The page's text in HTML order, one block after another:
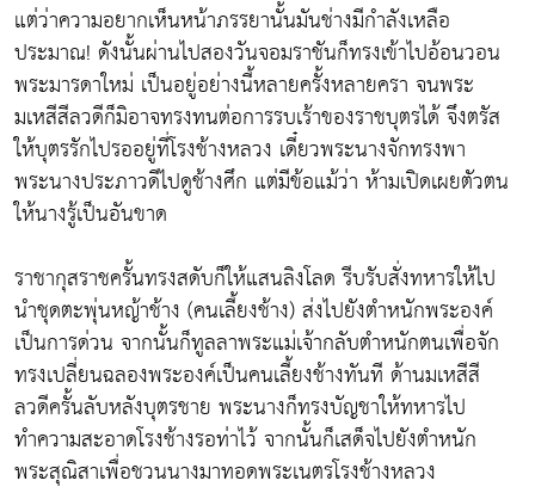
แต่ว่าความอยากเห็นหน้าภรรยานั้นมันช่างมีกำลังเหลือ
ประมาณ! ดังนั้นผ่านไปสองวันจอมราชันก็ทรงเข้าไปอ้อนวอน
พระมารดาใหม่ เป็นอยู่อย่างนี้หลายครั้งหลายครา จนพระ
มเหสีสีลวดีก็มิอาจทรงทนต่อการรบเร้าของราชบุตรได้ จึงตรัส
ให้บุตรรักไปรออยู่ที่โรงช้างหลวง เดี๋ยวพระนางจักทรงพา
พระนางประภาวดีไปดูช้างศึก แต่มีข้อแม้ว่า ห้ามเปิดเผยตัวตน
ให้นางรู้เป็นอันขาด
ราชากุสราชครั้นทรงสดับก็ให้แสนลิงโลด รีบรับสั่งทหารให้ไป
นำชุดตะพุ่นหญ้าช้าง (คนเลี้ยงช้าง) ส่งไปยังตำหนักพระองค์
เป็นการด่วน จากนั้นก็ทูลลาพระแม่เจ้ากลับตำหนักตนเพื่อจัก
ทรงเปลี่ยนฉลองพระองค์เป็นคนเลี้ยงช้างทันที ด้านมเหสีสี
ลวดีครั้นลับหลังบุตรชาย พระนางก็ทรงบัญชาให้ทหารไป
ทำความสะอาดโรงช้างรอท่าไว้ จากนั้นก็เสด็จไปยังตำหนัก
พระสุณิสาเพื่อชวนนางมาทอดพระเนตรโรงช้างหลวง